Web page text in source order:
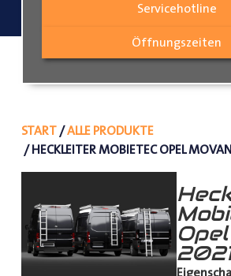
Servicehotline
Öffnungszeiten
START/ALLE PRODUKTE
/ HECKLEITER MOBIETEC OPEL